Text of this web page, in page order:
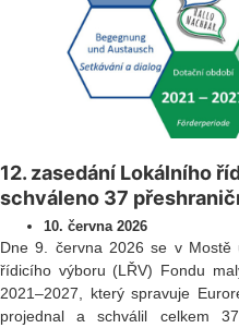
12. zasedání Lokálního
schváleno 37
10. června 2026
Dne 9. června 2026 se v Mostě
řídicího výboru (LŘV) Fondu
2021–2027, který spravuje
projednal a schválil celkem